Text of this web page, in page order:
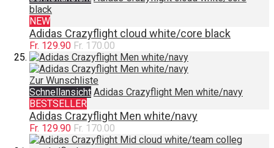
black
NEW
Adidas Crazyflight cloud white/core black
Fr. 129.90 Fr. 170.00
Zur Wunschliste
Schnellansicht Adidas Crazyflight Men white/navy
BESTSELLER
Adidas Crazyflight Men white/navy
Fr. 129.90 Fr. 170.00